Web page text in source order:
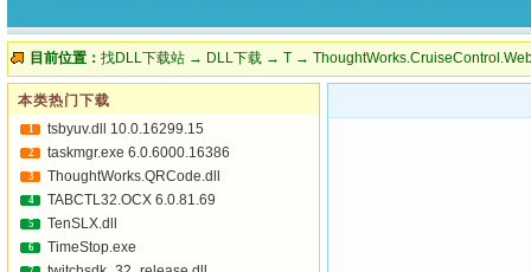
目前位置： 找DLL下载站 → DLL下载 → T →
本类热门下载
1 tsbyuv.dll 10.0.16299.15
2 taskmgr.exe 6.0.6000.16386
3 ThoughtWorks.QRCode.dll
4 TABCTL32.OCX 6.0.81.69
5 TenSLX.dll
6 TimeStop.exe